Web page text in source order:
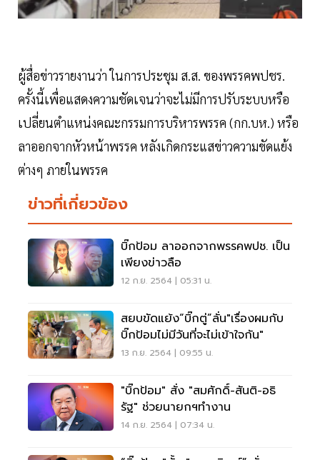
ผู้สื่อข่าวรายงานว่า ในการประชุม ส.ส. ของพรรคพปชร.
ครั้งนี้เพื่อแสดงความชัดเจนว่าจะไม่มีการปรับระบบหรือ
เปลี่ยนตำแหน่งคณะกรรมการบริหารพรรค (กก.บห.) หรือ
ลาออกจากหัวหน้าพรรค หลังเกิดกระแสข่าวความขัดแย้ง
ต่างๆ ภายในพรรค
ข่าวที่เกี่ยวข้อง
บิ๊กป้อม ลาออกจากพรรคพปช. เป็น
เพียงข่าวลือ
12 ก.ย. 2564 | 05:31 น.
สยบขัดแย้ง“บิ๊กตู่”ลั่น"เรื่องผมกับ
บิ๊กป้อมไม่มีวันที่จะไม่เข้าใจกัน"
13 ก.ย. 2564 | 09:55 น.
"บิ๊กป้อม" สั่ง "สมศักดิ์-สันติ-อธิ
รัฐ" ช่วยนายกฯทำงาน
14 ก.ย. 2564 | 07:34 น.